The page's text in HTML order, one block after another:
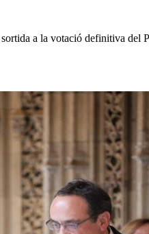
a la votació definitiva del